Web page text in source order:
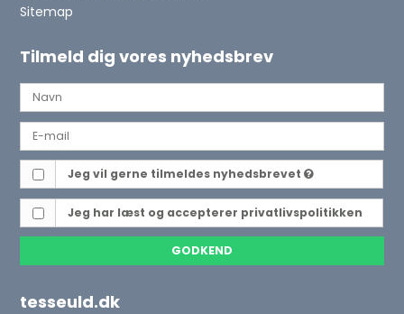
Sitemap
Tilmeld dig vores nyhedsbrev
Jeg vil gerne tilmeldes nyhedsbrevet
Jeg har læst og accepterer privatlivspolitikken
GODKEND
tesseuld.dk